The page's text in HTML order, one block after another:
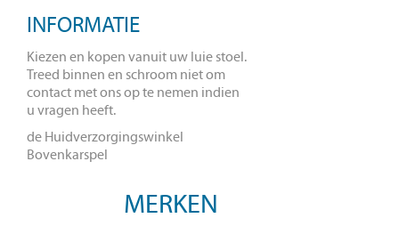
INFORMATIE
Kiezen en kopen vanuit uw luie stoel.
Treed binnen en schroom niet om
contact met ons op te nemen indien
u vragen heeft.
de Huidverzorgingswinkel
Bovenkarspel
MERKEN